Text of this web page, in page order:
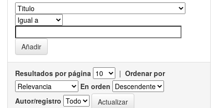
Resultados por página | Ordenar por
En orden
Autor/registro